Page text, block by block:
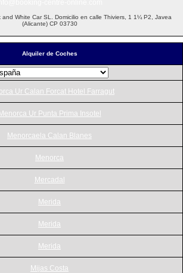
Alquiler de Coches
Ur Calan Forcat Hotel Farragut
Ur Punta Prima Insotel
Menorcaela Calan Blanes
Menorca
Mercadal
Merida
Merida
Merida
Mijas Costa
and White Car SL. Domicilio en calle Thiviers, 1 1¼ P2, Javea
(Alicante) CP 03730